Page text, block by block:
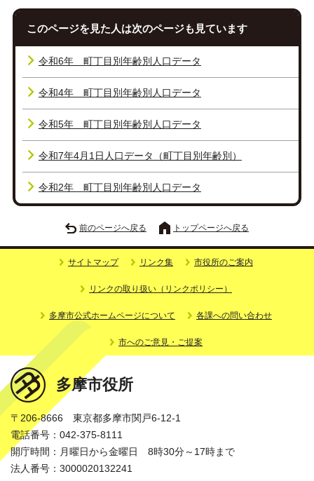
このページを見た人は次のページも見ています
令和6年 町丁目別年齢別人口データ
令和4年 町丁目別年齢別人口データ
令和5年 町丁目別年齢別人口データ
令和7年4月1日人口データ（町丁目別年齢別）
令和2年 町丁目別年齢別人口データ
前のページへ戻る トップページへ戻る
サイトマップ リンク集 市役所のご案内
リンクの取り扱い（リンクポリシー）
多摩市公式ホームページについて 各課への問い合わせ
市へのご意見・ご提案
多摩市役所
〒206-8666 東京都多摩市関戸6-12-1
電話番号：042-375-8111
開庁時間：月曜日から金曜日 8時30分～17時まで
法人番号：3000020132241